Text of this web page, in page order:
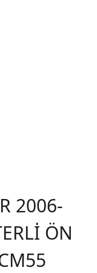
2006-
ÖN